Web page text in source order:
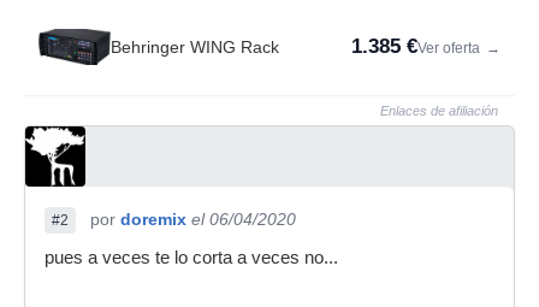
Behringer WING Rack 1.385 €Ver oferta →
Enlaces de afiliación
#2 por doremix el 06/04/2020
pues a veces te lo corta a veces no...